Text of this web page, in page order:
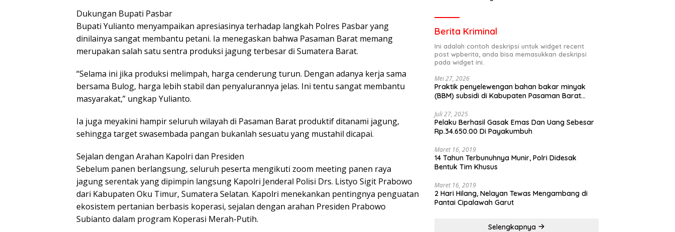
Dukungan Bupati Pasbar
Bupati Yulianto menyampaikan apresiasinya terhadap langkah Polres Pasbar yang
dinilainya sangat membantu petani. Ia menegaskan bahwa Pasaman Barat memang
merupakan salah satu sentra produksi jagung terbesar di Sumatera Barat.
“Selama ini jika produksi melimpah, harga cenderung turun. Dengan adanya kerja sama
bersama Bulog, harga lebih stabil dan penyalurannya jelas. Ini tentu sangat membantu
masyarakat,” ungkap Yulianto.
Ia juga meyakini hampir seluruh wilayah di Pasaman Barat produktif ditanami jagung,
sehingga target swasembada pangan bukanlah sesuatu yang mustahil dicapai.
Sejalan dengan Arahan Kapolri dan Presiden
Sebelum panen berlangsung, seluruh peserta mengikuti zoom meeting panen raya
jagung serentak yang dipimpin langsung Kapolri Jenderal Polisi Drs. Listyo Sigit Prabowo
dari Kabupaten Oku Timur, Sumatera Selatan. Kapolri menekankan pentingnya penguatan
ekosistem pertanian berbasis koperasi, sejalan dengan arahan Presiden Prabowo
Subianto dalam program Koperasi Merah-Putih.
Berita Kriminal
Ini adalah contoh deskripsi untuk widget recent
post wpberita, anda bisa memasukkan deskripsi
pada widget ini.
Mei 27, 2026
Praktik penyelewengan bahan bakar minyak
(BBM) subsidi di Kabupaten Pasaman Barat
Juli 27, 2025
Pelaku Berhasil Gasak Emas Dan Uang Sebesar
Rp.34.650.00 Di Payakumbuh
Maret 16, 2019
14 Tahun Terbunuhnya Munir, Polri Didesak
Bentuk Tim Khusus
Maret 16, 2019
2 Hari Hilang, Nelayan Tewas Mengambang di
Pantai Cipalawah Garut
Selengkapnya